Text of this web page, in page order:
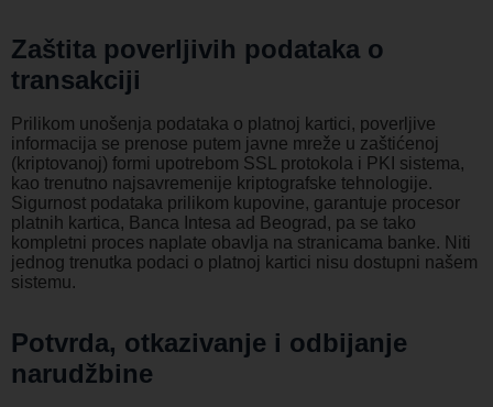
Zaštita poverljivih podataka o
transakciji
Prilikom unošenja podataka o platnoj kartici, poverljive
informacija se prenose putem javne mreže u zaštićenoj
(kriptovanoj) formi upotrebom SSL protokola i PKI sistema,
kao trenutno najsavremenije kriptografske tehnologije.
Sigurnost podataka prilikom kupovine, garantuje procesor
platnih kartica, Banca Intesa ad Beograd, pa se tako
kompletni proces naplate obavlja na stranicama banke. Niti
jednog trenutka podaci o platnoj kartici nisu dostupni našem
sistemu.
Potvrda, otkazivanje i odbijanje
narudžbine